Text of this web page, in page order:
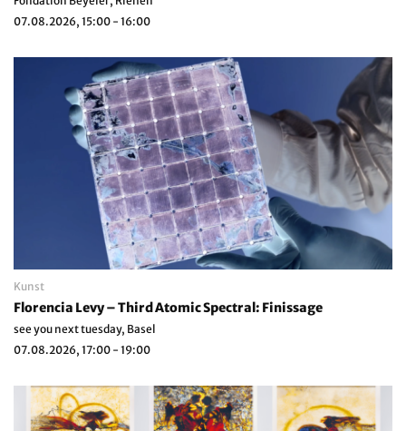
07.08.2026, 15:00 - 16:00
Kunst
Florencia Levy – Third Atomic Spectral: Finissage
see you next tuesday, Basel
07.08.2026, 17:00 - 19:00